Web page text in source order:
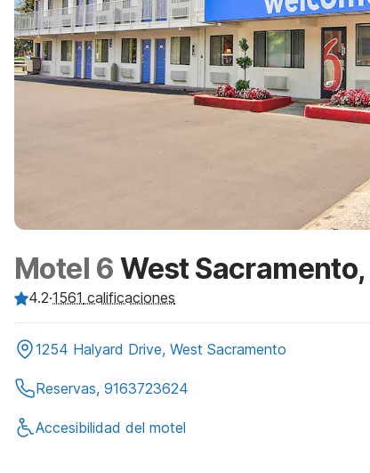
Motel 6 West
4.2·1561 calificaciones
1254 Halyard Drive, West Sacramento
Reservas, 9163723624
Accesibilidad del motel